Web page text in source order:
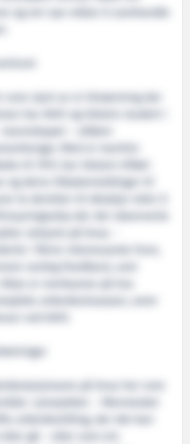
og om nye måtar å samhandle
vore styrt av ei tilnærming der
– utfører
Med ei maritim
og deira tilbakemeldingar til
la deretter til detaljar etter å
der dei observerte
utstyret på brua. -
vanleg feedback, som
er merksame på kva
på brua har vore
i prosjektet. – Mennesket
arbeidsstilling, der det kan